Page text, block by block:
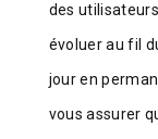
des
évoluer au fil
jour en
vous assurer